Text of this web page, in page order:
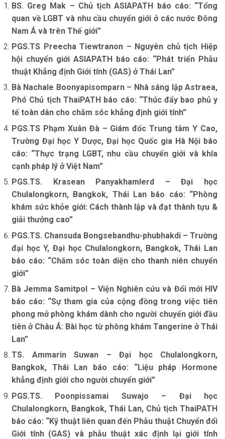
BS. Greg Mak – Chủ tịch ASIAPATH báo cáo: “Tổng
quan về LGBT và nhu cầu chuyển giới ở các nước Đông
Nam Á và trên Thế giới”
PGS.TS Preecha Tiewtranon – Nguyên chủ tịch Hiệp
hội chuyển giới ASIAPATH báo cáo: “Phát triển Phẫu
thuật Khẳng định Giới tính (GAS) ở Thái Lan”
Bà Nachale Boonyapisomparn – Nhà sáng lập Astraea,
Phó Chủ tịch ThaiPATH báo cáo: “Thúc đẩy bao phủ y
tế toàn dân cho chăm sóc khẳng định giới tính”
PGS.TS Phạm Xuân Đà – Giám đốc Trung tâm Y Cao,
Trường Đại học Y Dược, Đại học Quốc gia Hà Nội báo
cáo: “Thực trạng LGBT, nhu cầu chuyển giới và khía
cạnh pháp lý ở Việt Nam”
PGS.TS. Krasean Panyakhamlerd – Đại học
Chulalongkorn, Bangkok, Thái Lan báo cáo: “Phòng
khám sức khỏe giới: Cách thành lập và đạt thành tựu &
giải thưởng cao”
PGS.TS. Chansuda Bongsebandhu-phubhakdi – Trường
đại học Y, Đại học Chulalongkorn, Bangkok, Thái Lan
báo cáo: “Chăm sóc toàn diện cho thanh niên chuyển
giới”
Bà Jemma Samitpol – Viện Nghiên cứu và Đổi mới HIV
báo cáo: “Sự tham gia của cộng đồng trong việc tiên
phong mở phòng khám dành cho người chuyển giới đầu
tiên ở Châu Á: Bài học từ phòng khám Tangerine ở Thái
Lan”
TS. Ammarin Suwan – Đại học Chulalongkorn,
Bangkok, Thái Lan báo cáo: “Liệu pháp Hormone
khẳng định giới cho người chuyển giới”
PGS.TS. Poonpissamai Suwajo – Đại học
Chulalongkorn, Bangkok, Thái Lan, Chủ tịch ThaiPATH
báo cáo: “Kỹ thuật liên quan đến Phẫu thuật Chuyển đổi
Giới tính (GAS) và phẫu thuật xác định lại giới tính